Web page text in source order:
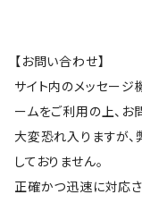
【お問い合わせ】
サイト内のメッセー
ームをご利用の上、お
大変恐れ入りますが
しておりません。
正確かつ迅速に対応